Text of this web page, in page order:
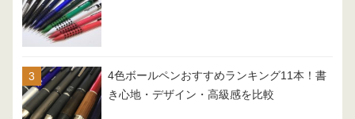
4色ボールペンおすすめランキング11本！書
き心地・デザイン・高級感を比較